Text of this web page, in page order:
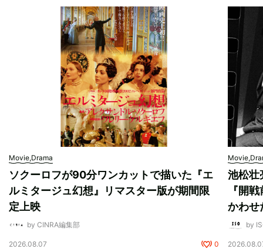
Movie,Drama
ソクーロフが90分ワンカットで描いた『エ
ルミタージュ幻想』リマスター版が期間限
定上映
by CINRA編集部
2026.08.07 0
池松壮
『開
かわせ
by